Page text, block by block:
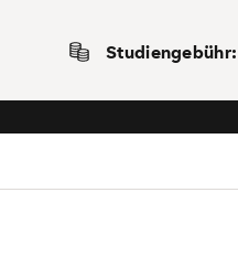
Studiengebühr: